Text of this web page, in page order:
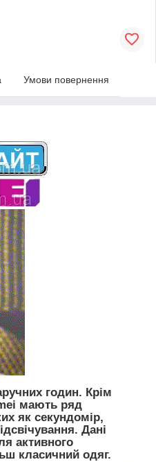
Умови повернення
годин. Крім
мають ряд
як секундомір,
Дані
активного
класичний одяг.